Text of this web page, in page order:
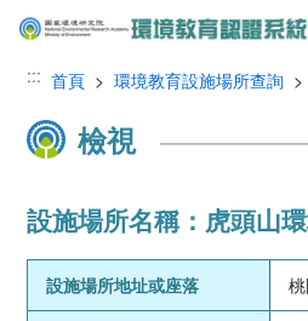
跳到主要內容區塊
::: 首頁 >環境教育設施場所查詢
檢視
設施場所名稱：虎頭山
設施場所地址或座落